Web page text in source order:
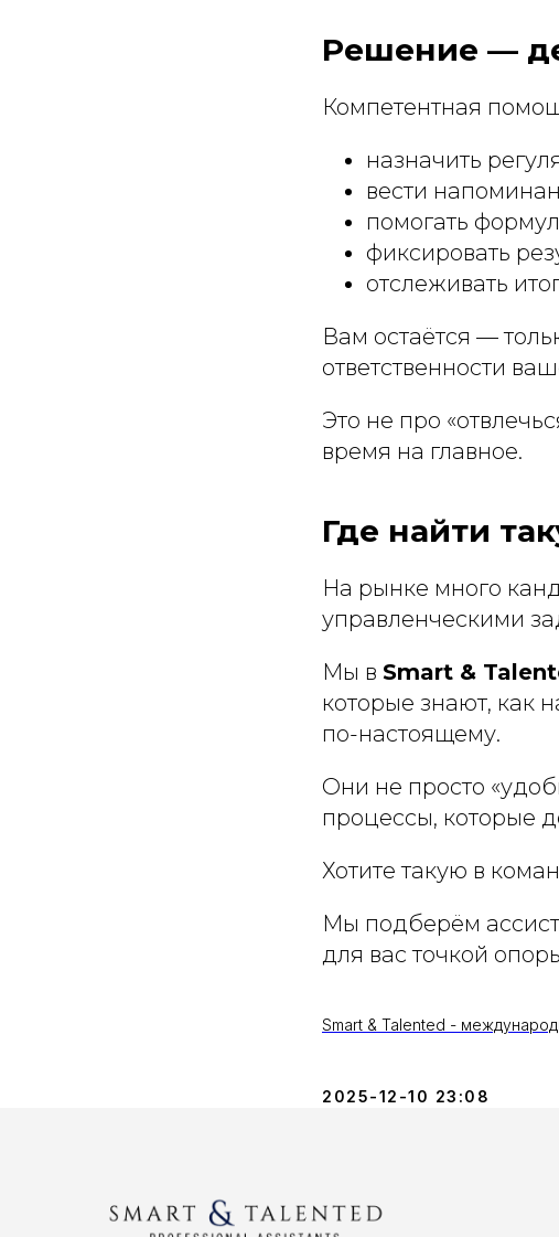
Решение —
Компетентная
назначить
вести
помогать
фиксировать
отслеживать
Вам остаётся —
ответственности
Это не про
время на главное.
Где найти
На рынке много
управленческими
Мы в Smart &
которые знают, как
по-настоящему.
Они не просто
процессы, которые
Хотите такую в
Мы подберём
для вас точкой
Smart & Talented -
2025-12-10 23:08